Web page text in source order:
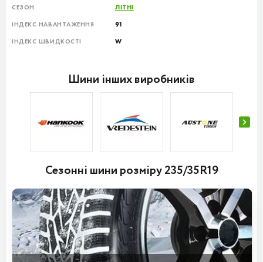
СЕЗОН ЛІТНІ
ІНДЕКС НАВАНТАЖЕННЯ 91
ІНДЕКС ШВИДКОСТІ W
Шини інших виробників
Сезонні шини розміру 235/35R19